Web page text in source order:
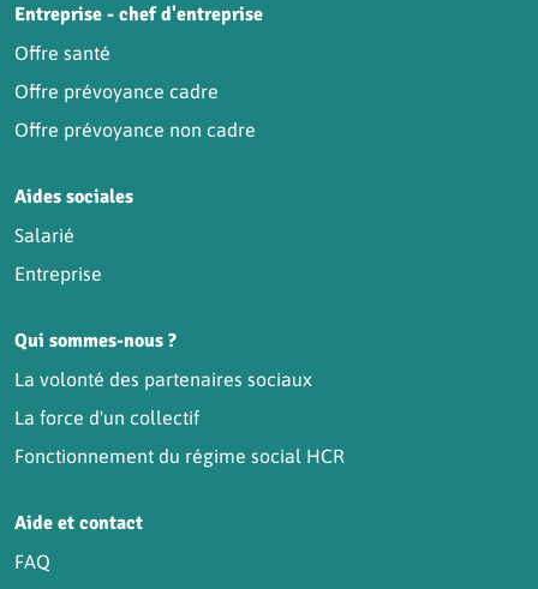
Entreprise - chef d'entreprise
Offre santé
Offre prévoyance cadre
Offre prévoyance non cadre
Aides sociales
Salarié
Entreprise
Qui sommes-nous ?
La volonté des partenaires sociaux
La force d'un collectif
Fonctionnement du régime social HCR
Aide et contact
FAQ